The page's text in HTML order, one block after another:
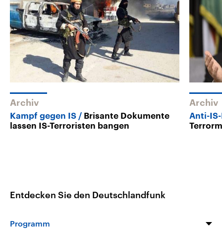
Archiv
Kampf gegen IS
Brisante Dokumente
lassen IS-Terroristen bangen
Archiv
Anti-
Entdecken Sie den Deutschlandfunk
Programm